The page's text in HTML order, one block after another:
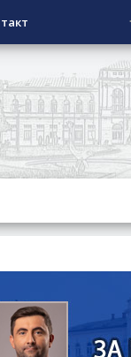
КУЋЕ СА
БОРАЧКИ